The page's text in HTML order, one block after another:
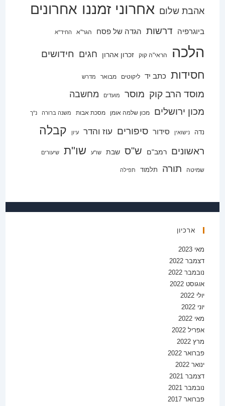
אהבת שלום אחרוני זמננו אחרונים
ביוגרפיה דרשות הגדה של פסח הגר"א החיד"א
הלכה הראי"ה קוק זכרון אהרון חגים חידושים
חסידות כתב יד ליקוטים מבואר מדרש
מוסד הרב קוק מוסר מועדים מחשבה
מכון ירושלים מכון שלמה אומן מסכת אבות משנה ברורה נ"ך
נדה נישואין סידור סיפורים עוז והדר עיון קבלה
ראשונים רמב"ם ש"ס שבת שו"ע שו"ת שיעורים
שמיטה תורה תלמוד תפילה
ארכיון
מאי 2023
דצמבר 2022
נובמבר 2022
אוגוסט 2022
יולי 2022
יוני 2022
מאי 2022
אפריל 2022
מרץ 2022
פברואר 2022
ינואר 2022
דצמבר 2021
נובמבר 2021
פברואר 2017